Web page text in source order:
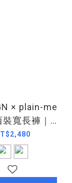
× plain-me
寬長褲｜
& Party
（25AW）